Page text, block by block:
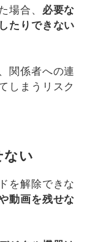
場合、 必要な
たりできない
関係者への連
しまうリスク
ない
を解除できな
動画を残せな